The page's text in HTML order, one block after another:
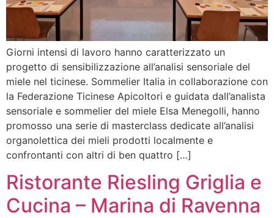
Giorni intensi di lavoro hanno caratterizzato un
progetto di sensibilizzazione all’analisi sensoriale del
miele nel ticinese. Sommelier Italia in collaborazione con
la Federazione Ticinese Apicoltori e guidata dall’analista
sensoriale e sommelier del miele Elsa Menegolli, hanno
promosso una serie di masterclass dedicate all’analisi
organolettica dei mieli prodotti localmente e
confrontanti con altri di ben quattro […]
Ristorante Riesling Griglia e
Cucina – Marina di Ravenna